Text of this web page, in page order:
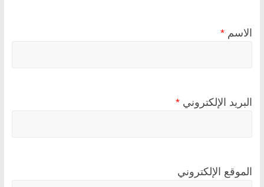
الاسم *
البريد الإلكتروني *
الموقع الإلكتروني